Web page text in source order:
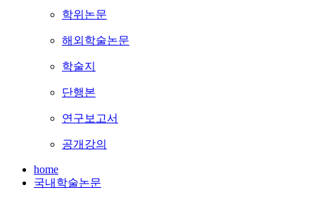
학위논문
해외학술논문
학술지
단행본
연구보고서
공개강의
home
국내학술논문